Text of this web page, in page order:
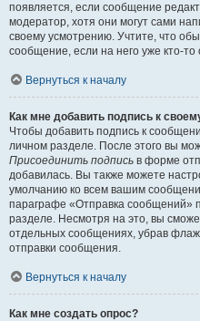
появляется, если сообщение
модератор, хотя они могут сами
своему усмотрению. Учтите, что
сообщение, если на него уже кто-то
Вернуться к началу
Как мне добавить подпись к
Чтобы добавить подпись к
личном разделе. После этого вы
Присоединить подпись в форме
добавилась. Вы также можете
умолчанию ко всем вашим
параграфе «Отправка сообщений»
разделе. Несмотря на это, вы
отдельных сообщениях, убрав
отправки сообщения.
Вернуться к началу
Как мне создать опрос?